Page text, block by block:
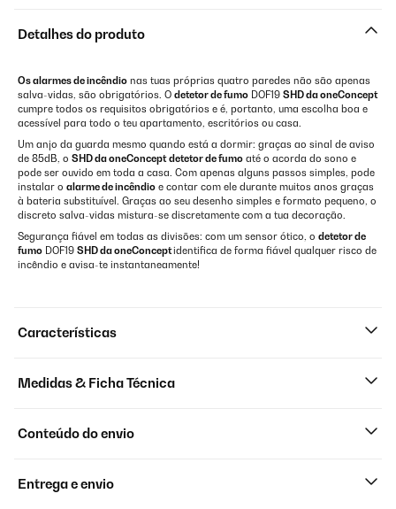
Detalhes do produto
Os alarmes de incêndio nas tuas próprias quatro paredes não são apenas
salva-vidas, são obrigatórios. O detetor de fumo DOF19 SHD da oneConcept
cumpre todos os requisitos obrigatórios e é, portanto, uma escolha boa e
acessível para todo o teu apartamento, escritórios ou casa.
Um anjo da guarda mesmo quando está a dormir: graças ao sinal de aviso
de 85dB, o SHD da oneConcept detetor de fumo até o acorda do sono e
pode ser ouvido em toda a casa. Com apenas alguns passos simples, pode
instalar o alarme de incêndio e contar com ele durante muitos anos graças
à bateria substituível. Graças ao seu desenho simples e formato pequeno, o
discreto salva-vidas mistura-se discretamente com a tua decoração.
Segurança fiável em todas as divisões: com um sensor ótico, o detetor de
fumo DOF19 SHD da oneConceptidentifica de forma fiável qualquer risco de
incêndio e avisa-te instantaneamente!
Características
Medidas & Ficha Técnica
Conteúdo do envio
Entrega e envio